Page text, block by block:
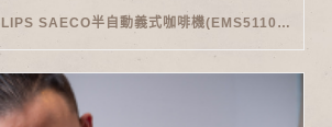
家用義式傳奇-PHILIPS SAECO半自動義式咖啡機(EMS5110)開箱